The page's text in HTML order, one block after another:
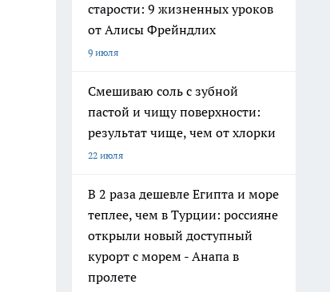
старости: 9 жизненных уроков
от Алисы Фрейндлих
9 июля
Смешиваю соль с зубной
пастой и чищу поверхности:
результат чище, чем от хлорки
22 июля
В 2 раза дешевле Египта и море
теплее, чем в Турции: россияне
открыли новый доступный
курорт с морем - Анапа в
пролете